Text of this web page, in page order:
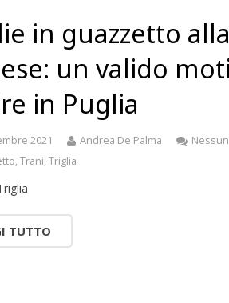
in guazzetto
un valido
in Puglia
2021 Andrea De Palma
,Trani,Triglia
TUTTO